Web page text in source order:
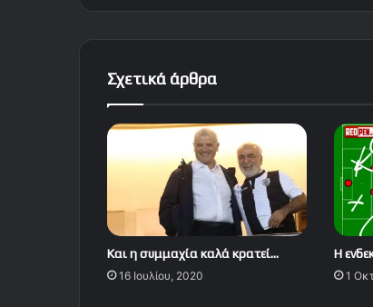
Σχετικά άρθρα
Kαι η συμμαχία καλά κρατεί…
16 Ιουλίου, 2020
Η
1